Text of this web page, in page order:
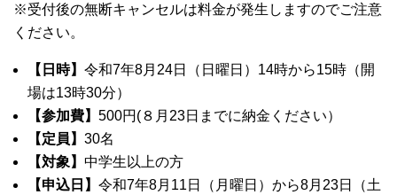
※受付後の無断キャンセルは料金が発生しますのでご注意
ください。
【日時】 令和7年8月24日（日曜日）14時から15時（開
場は13時30分）
【参加費】 500円(８月23日までに納金ください）
【定員】 30名
【対象】 中学生以上の方
【申込日】 令和7年8月11日（月曜日）から8月23日（土